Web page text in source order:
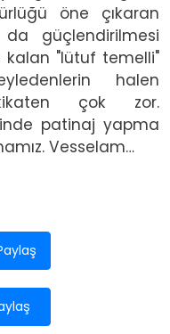
öne çıkaran
güçlendirilmesi
kalan "lütuf temelli"
halen
çok zor.
patinaj yapma
Vesselam…